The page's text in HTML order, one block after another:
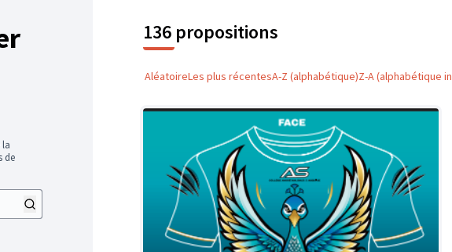
la
de
136 propositions
AléatoireLes plus récentesA-Z (alphabétique)Z-A (alphabétique